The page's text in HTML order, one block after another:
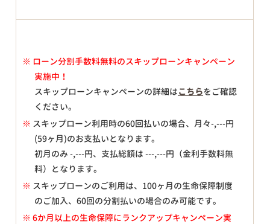
※ ローン分割手数料無料のスキップローンキャンペーン
実施中！
スキップローンキャンペーンの詳細はこちらをご確認
ください。
※ スキップローン利用時の60回払いの場合、月々-,---円
(59ヶ月)のお支払いとなります。
初月のみ-,---円、支払総額は---,---円（金利手数料無
料）となります。
※ スキップローンのご利用は、100ヶ月の生命保障制度
のご加入、60回の分割払いの場合のみ可能です。
※ 6か月以上の生命保障にランクアップキャンペーン実